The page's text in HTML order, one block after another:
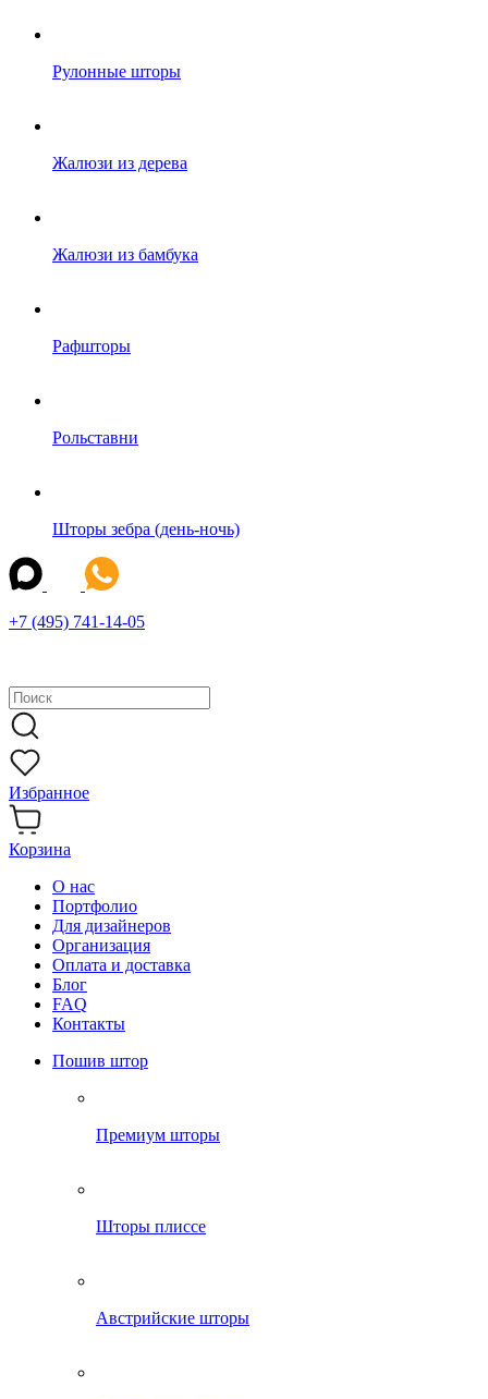
Рулонные шторы
Жалюзи из дерева
Жалюзи из бамбука
Рафшторы
Рольставни
Шторы зебра (день-ночь)
+7 (495) 741-14-05
Избранное
Корзина
О нас
Портфолио
Для дизайнеров
Организация
Оплата и доставка
Блог
FAQ
Контакты
Пошив штор
Премиум шторы
Шторы плиссе
Австрийские шторы